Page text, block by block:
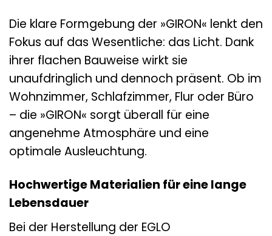
Die klare Formgebung der »GIRON« lenkt den
Fokus auf das Wesentliche: das Licht. Dank
ihrer flachen Bauweise wirkt sie
unaufdringlich und dennoch präsent. Ob im
Wohnzimmer, Schlafzimmer, Flur oder Büro
– die »GIRON« sorgt überall für eine
angenehme Atmosphäre und eine
optimale Ausleuchtung.
Hochwertige Materialien für eine lange
Lebensdauer
Bei der Herstellung der EGLO